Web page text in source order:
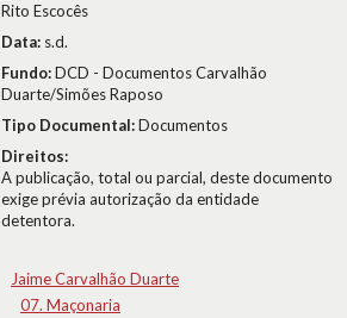
Rito Escocês
Data: s.d.
Fundo:DCD - Documentos Carvalhão
Duarte/Simões Raposo
Tipo Documental:Documentos
Direitos:
A publicação, total ou parcial, deste documento
exige prévia autorização da entidade
detentora.
Jaime Carvalhão Duarte
07. Maçonaria